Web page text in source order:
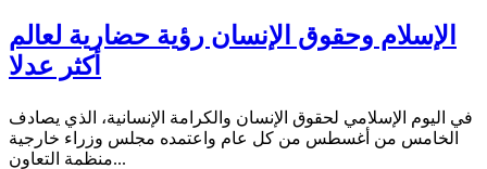
الإسلام وحقوق الإنسان رؤية حضارية لعالم
أكثر عدلا
في اليوم الإسلامي لحقوق الإنسان والكرامة الإنسانية، الذي يصادف
الخامس من أغسطس من كل عام واعتمده مجلس وزراء خارجية
منظمة التعاون...